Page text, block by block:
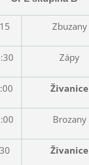
Zbuzany
Zápy
Živanice
Brozany
Živanice